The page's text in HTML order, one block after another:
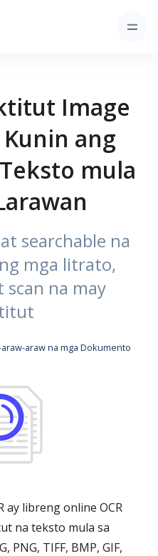
Image
Kunin ang
mula
searchable na
mga litrato,
scan na may
araw na mga Dokumento
ay libreng online OCR
na teksto mula sa
PNG, TIFF, BMP, GIF,